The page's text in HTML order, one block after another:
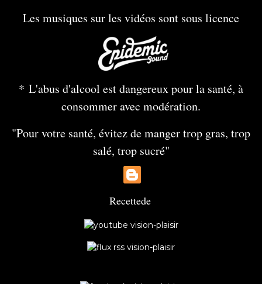
Les musiques sur les vidéos sont sous licence
* L'abus d'alcool est dangereux pour la santé, à
consommer avec modération.
"Pour votre santé, évitez de manger trop gras, trop
salé, trop sucré"
Recettede